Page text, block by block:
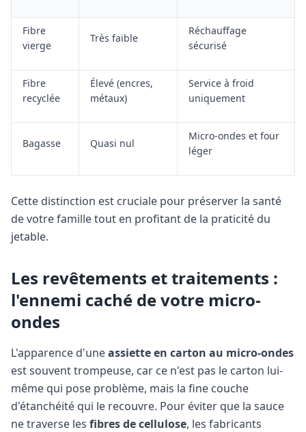
Fibre
vierge
Très faible
Réchauffage
sécurisé
Fibre
recyclée
Élevé (encres,
métaux)
Service à froid
uniquement
Bagasse Quasi nul
Micro-ondes et four
léger
Cette distinction est cruciale pour préserver la santé
de votre famille tout en profitant de la praticité du
jetable.
Les revêtements et traitements :
l'ennemi caché de votre micro-
ondes
L'apparence d'uneassiette en carton au micro-ondes
est souvent trompeuse, car ce n'est pas le carton lui-
même qui pose problème, mais la fine couche
d'étanchéité qui le recouvre. Pour éviter que la sauce
ne traverse les fibres de cellulose, les fabricants